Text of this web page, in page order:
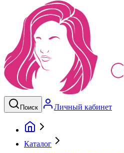
Поиск Личный кабинет
Каталог